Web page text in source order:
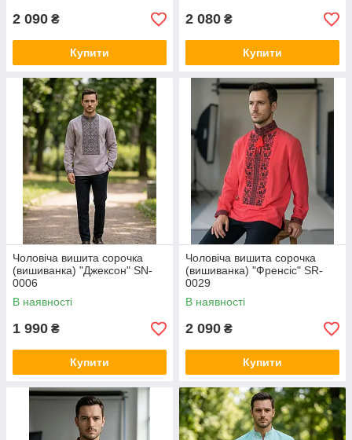
2 090 ₴
Купити
2 080 ₴
Купити
Чоловіча вишита сорочка
(вишиванка) "Джексон" SN-
0006
В наявності
1 990 ₴
Купити
Чоловіча вишита сорочка
(вишиванка) "Френсіс" SR-
0029
В наявності
2 090 ₴
Купити